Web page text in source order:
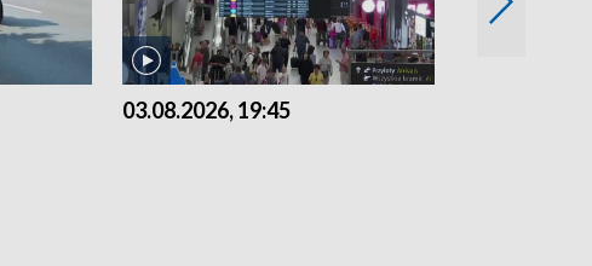
03.08.2026, 19:45